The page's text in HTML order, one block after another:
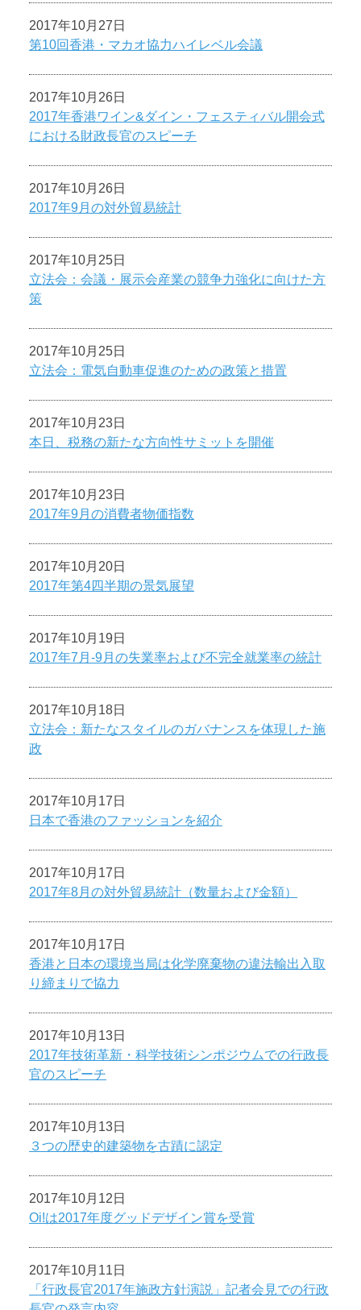
2017年10月27日
第10回香港・マカオ協力ハイレベル会議
2017年10月26日
2017年香港ワイン&ダイン・フェスティバル開会式
における財政長官のスピーチ
2017年10月26日
2017年9月の対外貿易統計
2017年10月25日
立法会：会議・展示会産業の競争力強化に向けた方
策
2017年10月25日
立法会：電気自動車促進のための政策と措置
2017年10月23日
本日、税務の新たな方向性サミットを開催
2017年10月23日
2017年9月の消費者物価指数
2017年10月20日
2017年第4四半期の景気展望
2017年10月19日
2017年7月-9月の失業率および不完全就業率の統計
2017年10月18日
立法会：新たなスタイルのガバナンスを体現した施
政
2017年10月17日
日本で香港のファッションを紹介
2017年10月17日
2017年8月の対外貿易統計（数量および金額）
2017年10月17日
香港と日本の環境当局は化学廃棄物の違法輸出入取
り締まりで協力
2017年10月13日
2017年技術革新・科学技術シンポジウムでの行政長
官のスピーチ
2017年10月13日
３つの歴史的建築物を古蹟に認定
2017年10月12日
Oi!は2017年度グッドデザイン賞を受賞
2017年10月11日
「行政長官2017年施政方針演説」記者会見での行政